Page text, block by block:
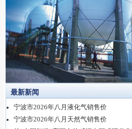
最新新闻
宁波市2026年八月液化气销售价
宁波市2026年八月天然气销售价